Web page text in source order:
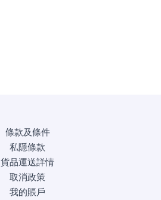
條款及條件
私隱條款
貨品運送詳情
取消政策
我的賬戶